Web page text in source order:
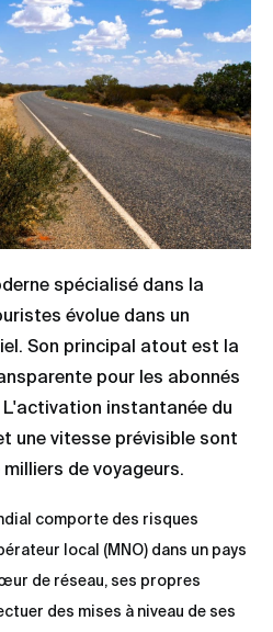
spécialisé dans la
évolue dans un
Son principal atout est la
pour les abonnés
instantanée du
une vitesse prévisible sont
de voyageurs.
comporte des risques
local (MNO) dans un pays
de réseau, ses propres
des mises à niveau de ses